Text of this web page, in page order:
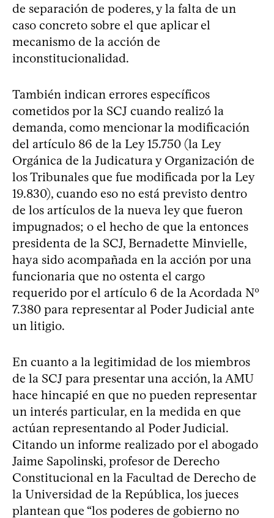
de separación de poderes, y la falta de un
caso concreto sobre el que aplicar el
mecanismo de la acción de
inconstitucionalidad.
También indican errores específicos
cometidos por la SCJ cuando realizó la
demanda, como mencionar la modificación
del artículo 86 de la Ley 15.750 (la Ley
Orgánica de la Judicatura y Organización de
los Tribunales que fue modificada por la Ley
19.830), cuando eso no está previsto dentro
de los artículos de la nueva ley que fueron
impugnados; o el hecho de que la entonces
presidenta de la SCJ, Bernadette Minvielle,
haya sido acompañada en la acción por una
funcionaria que no ostenta el cargo
requerido por el artículo 6 de la Acordada Nº
7.380 para representar al Poder Judicial ante
un litigio.
En cuanto a la legitimidad de los miembros
de la SCJ para presentar una acción, la AMU
hace hincapié en que no pueden representar
un interés particular, en la medida en que
actúan representando al Poder Judicial.
Citando un informe realizado por el abogado
Jaime Sapolinski, profesor de Derecho
Constitucional en la Facultad de Derecho de
la Universidad de la República, los jueces
plantean que “los poderes de gobierno no